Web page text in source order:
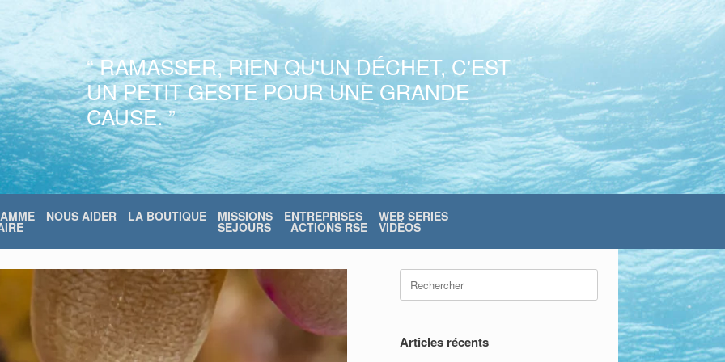
“ RAMASSER, RIEN QU'UN DÉCHET, C'EST
UN PETIT GESTE POUR UNE GRANDE
CAUSE. ”
NOUS AIDER LA BOUTIQUE MISSIONS
SEJOURS
ENTREPRISES
ACTIONS RSE
WEB SERIES
VIDÉOS
Search
for:
Articles récents